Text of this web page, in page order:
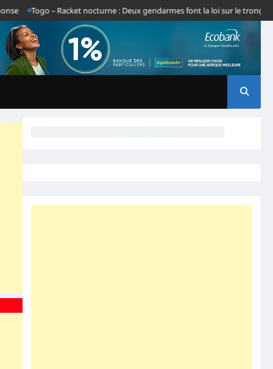
Togo – Racket nocturne : Deux gendarmes font la loi sur le tronçon